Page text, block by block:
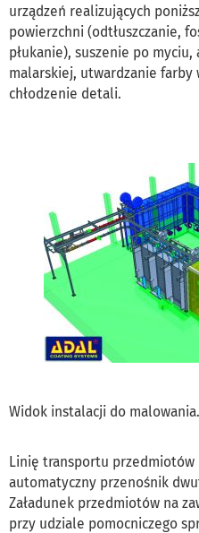
urządzeń realizujących
powierzchni (odtłuszczanie,
płukanie), suszenie po
malarskiej, utwardzanie farby
chłodzenie detali.
Widok instalacji do malowania.
Linię transportu przedmiotów
automatyczny przenośnik
Załadunek przedmiotów na
przy udziale pomocniczego